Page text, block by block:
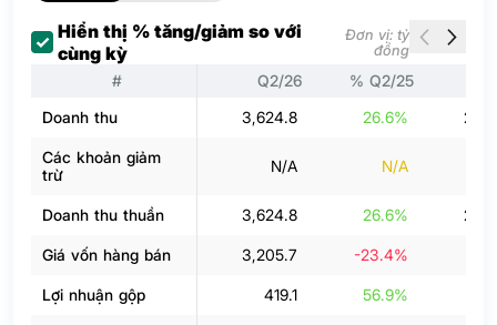
Hiển thị % tăng/giảm so với
cùng kỳ
Đơn vị: tỷ
đồng
# Q2/26 % Q2/25
Doanh thu
3,624.8 26.6%
Các khoản giảm
trừ
N/A N/A
Doanh thu thuần 3,624.8 26.6%
Giá vốn hàng bán 3,205.7 -23.4%
Lợi nhuận gộp 419.1 56.9%